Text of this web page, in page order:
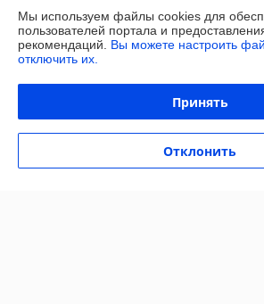
График работы
Политика обработки cookies
Мы используем файлы cookies для
пользователей портала и
рекомендаций. Вы можете настроить
отключить их.
Принять
Отклонить